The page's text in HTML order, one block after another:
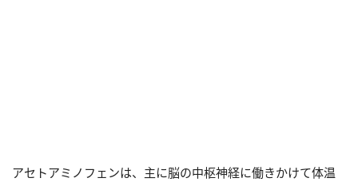
アセトアミノフェンは、主に脳の中枢神経に働きかけて体温